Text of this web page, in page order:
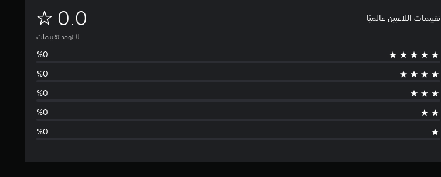
تقييمات اللاعبين عالميًا 0.0
ا
ت
لا توجد تقييمات